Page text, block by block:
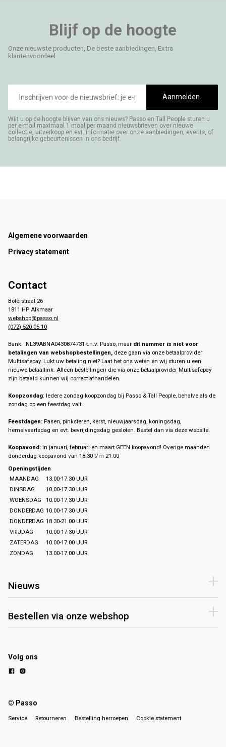
Blijf op de hoogte
Onze nieuwste producten, De beste aanbiedingen, Extra
klantenvoordeel
mailadres
Aanmelden
Wilt u op de hoogte blijven van ons nieuws? Passo en Tall People sturen u
per e-mail maximaal 1 maal per maand nieuwsbrieven over nieuwe
collectie, uitverkoop en evt. informatie over onze aanbiedingen, events, of
belangrijke gebeurtenissen in ons bedrijf.
Footer
Algemene voorwaarden
Privacy statement
Contact
Boterstraat 26
1811 HP Alkmaar
webshop@passo.nl
(072) 520 05 10
Bank: NL39ABNA0430874731 t.n.v. Passo, maar dit nummer is niet voor
betalingen van webshopbestellingen, deze gaan via onze betaalprovider
Multisafepay. Lukt uw betaling niet? Laat het ons weten en wij sturen u een
nieuwe betaallink. Alleen bestellingen die via onze betaalprovider Multisafepay
zijn betaald kunnen wij correct afhandelen.
Koopzondag: Iedere zondag koopzondag bij Passo & Tall People, behalve als de
zondag op een feestdag valt.
Feestdagen: Pasen, pinksteren, kerst, nieuwjaarsdag, koningsdag,
hemelvaartsdag en evt. bevrijdingsdag gesloten. Bestel dan via deze website.
Koopavond: In januari, februari en maart GEEN koopavond! Overige maanden
donderdag koopavond van 18.30 t/m 21.00
Openingstijden
MAANDAG
13.00-17.30 UUR
DINSDAG
10.00-17.30 UUR
WOENSDAG
10.00-17.30 UUR
DONDERDAG 10.00-17.30 UUR
DONDERDAG 18.30-21.00 UUR
VRIJDAG
10.00-17.30 UUR
ZATERDAG
10.00-17.00 UUR
ZONDAG
13.00-17.00 UUR
Nieuws
Bestellen via onze webshop
Volg ons
© Passo
Service Retourneren Bestelling herroepen Cookie statement